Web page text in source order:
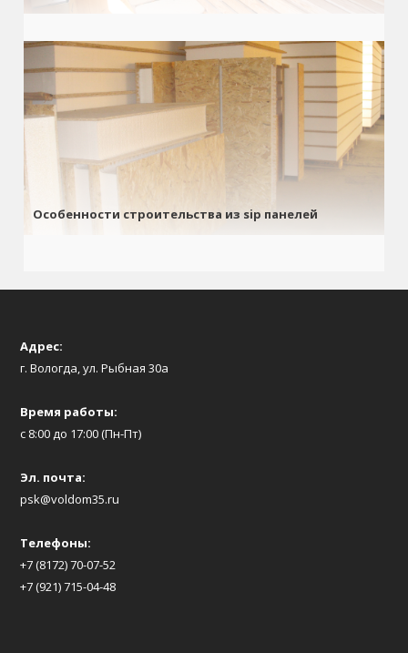
Особенности строительства из sip панелей
Адрес:
г. Вологда, ул. Рыбная 30а
Время работы:
с 8:00 до 17:00 (Пн-Пт)
Эл. почта:
psk@voldom35.ru
Телефоны:
+7 (8172) 70-07-52
+7 (921) 715-04-48